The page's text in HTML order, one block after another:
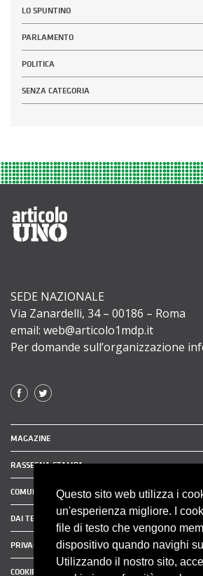
LO SPUNTINO
PARLAMENTO
POLITICA
SENZA CATEGORIA
SEDE NAZIONALE
Via Zanardelli, 34 – 00186 – Roma
email: web@articolo1mdp.it
Per domande sull’organizzazione
MAGAZINE
RASSEGNA STAMPA
COMUNICATI STAMPA
DAI TERRITORI
PRIVACY POLICY
COOKIE POLICY
Questo sito web utilizza i
un'esperienza migliore. I
file di testo che vengono
dispositivo quando navighi
Utilizzando il nostro sito,